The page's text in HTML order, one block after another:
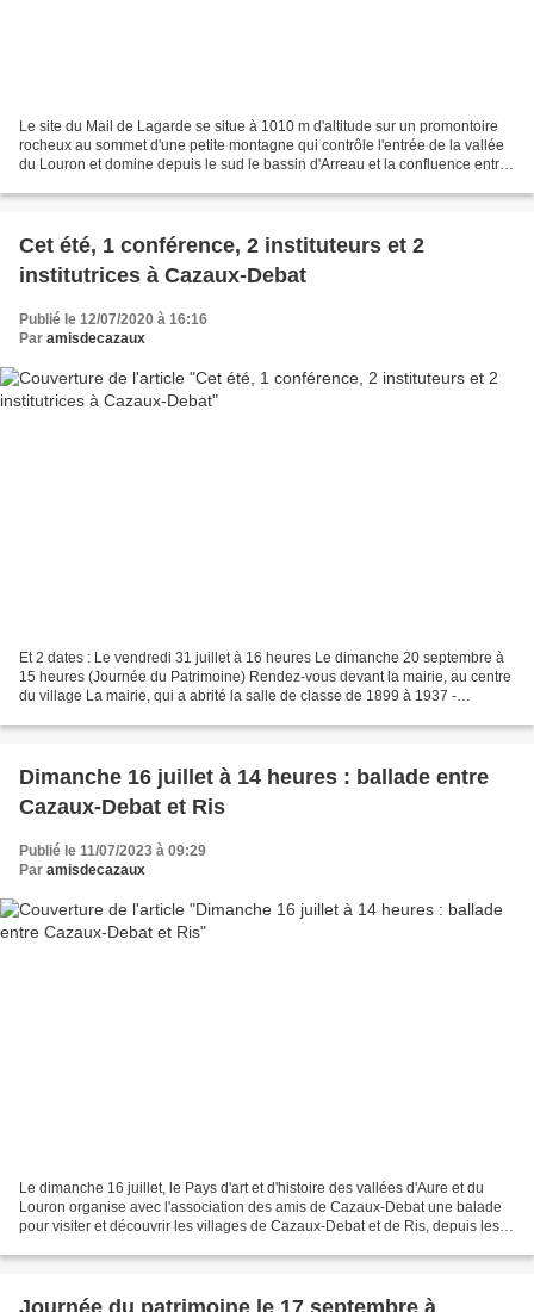
Le site du Mail de Lagarde se situe à 1010 m d'altitude sur un promontoire
rocheux au sommet d'une petite montagne qui contrôle l'entrée de la vallée
du Louron et domine depuis le sud le bassin d'Arreau et la confluence entre
Cet été, 1 conférence, 2 instituteurs et 2
institutrices à Cazaux-Debat
Publié le 12/07/2020 à 16:16
Par amisdecazaux
Et 2 dates : Le vendredi 31 juillet à 16 heures Le dimanche 20 septembre à
15 heures (Journée du Patrimoine) Rendez-vous devant la mairie, au centre
du village La mairie, qui a abrité la salle de classe de 1899 à 1937 -
Dimanche 16 juillet à 14 heures : ballade entre
Cazaux-Debat et Ris
Publié le 11/07/2023 à 09:29
Par amisdecazaux
Le dimanche 16 juillet, le Pays d'art et d'histoire des vallées d'Aure et du
Louron organise avec l'association des amis de Cazaux-Debat une balade
pour visiter et découvrir les villages de Cazaux-Debat et de Ris, depuis les